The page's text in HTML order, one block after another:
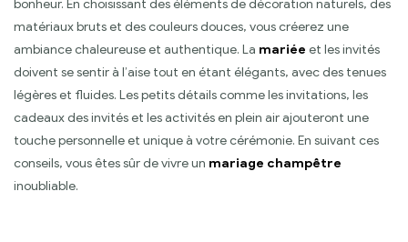
bonheur. En choisissant des éléments de décoration naturels, des
matériaux bruts et des couleurs douces, vous créerez une
ambiance chaleureuse et authentique. La mariée et les invités
doivent se sentir à l’aise tout en étant élégants, avec des tenues
légères et fluides. Les petits détails comme les invitations, les
cadeaux des invités et les activités en plein air ajouteront une
touche personnelle et unique à votre cérémonie. En suivant ces
conseils, vous êtes sûr de vivre un mariage champêtre
inoubliable.